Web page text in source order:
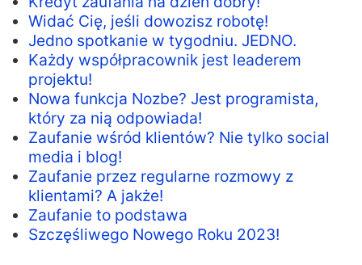
Widać Cię, jeśli dowozisz robotę!
Jedno spotkanie w tygodniu. JEDNO.
Każdy współpracownik jest leaderem
projektu!
Nowa funkcja Nozbe? Jest programista,
który za nią odpowiada!
Zaufanie wśród klientów? Nie tylko social
media i blog!
Zaufanie przez regularne rozmowy z
klientami? A jakże!
Zaufanie to podstawa
Szczęśliwego Nowego Roku 2023!